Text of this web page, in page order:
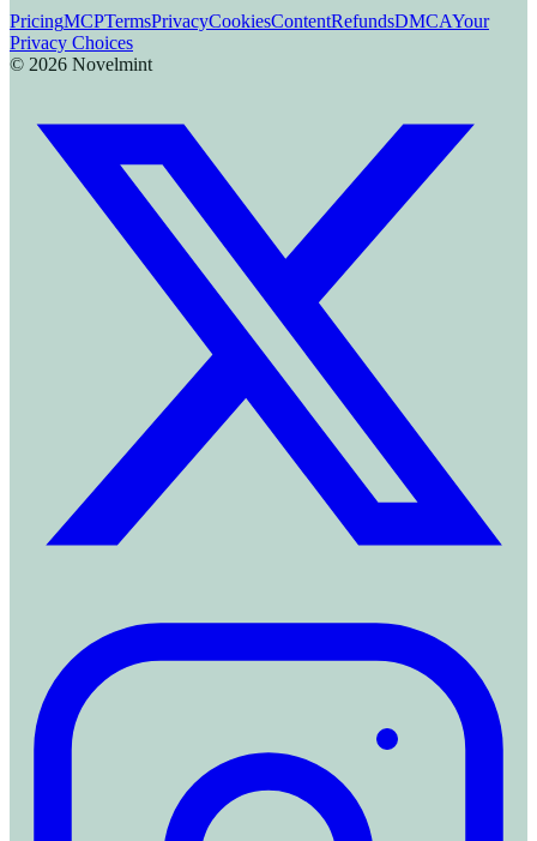
PricingMCPTermsPrivacyCookiesContentRefundsDMCAYour
Privacy Choices
© 2026 Novelmint